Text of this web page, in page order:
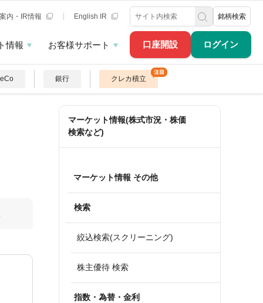
口座開設 ログイン
内・IR情報 English IR 銘柄検索
情報 お客様サポート
銀行 クレカ積立
マーケット情報(株式市況・株価
検索など)
マーケット情報 その他
検索
絞込検索(スクリーニング)
株主優待 検索
指数・為替・金利